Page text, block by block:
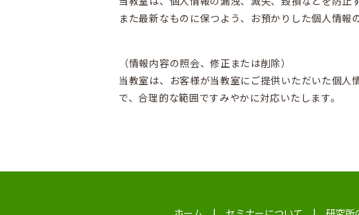
また最新なものに保つよう、お預かりした個人情報
（情報内容の照会、修正または削除）
当教室は、お客様が当教室にご提供いただいた個
で、合理的な範囲ですみやかに対応いたします。